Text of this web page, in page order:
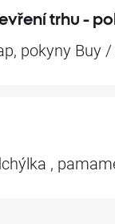
trhu -
pokyny Buy
,